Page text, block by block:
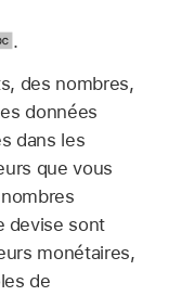
.
des nombres,
données
dans les
que vous
devise sont
monétaires,
de